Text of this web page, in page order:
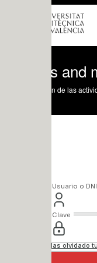
and
de las actividades